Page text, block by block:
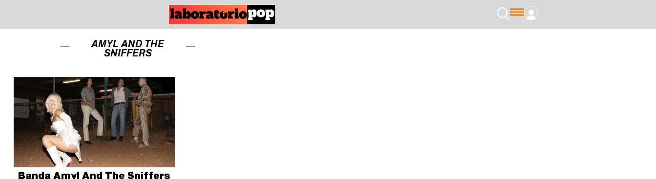
AMYL AND THE
SNIFFERS
Banda Amyl And The Sniffers